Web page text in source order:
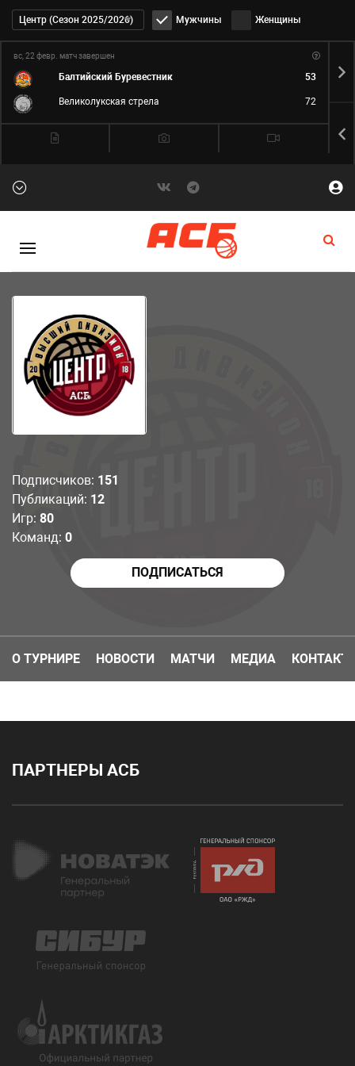
Дивизион:
Центр (Сезон 2025/2026) Мужчины Женщины
вс, 22 февр. матч завершен
Балтийский Буревестник 53
Великолукская стрела 72
Подписчиков: 151
Публикаций: 12
Игр: 80
Команд: 0
ПОДПИСАТЬСЯ
О ТУРНИРЕ НОВОСТИ МАТЧИ МЕДИА
ПАРТНЕРЫ АСБ